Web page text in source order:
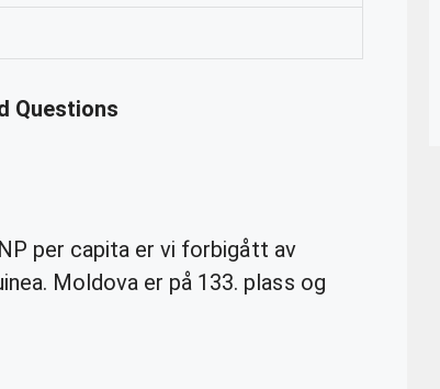
Questions
per capita er vi forbigått av
Moldova er på 133. plass og